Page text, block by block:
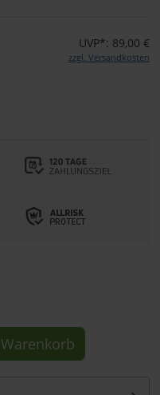
UVP*: 89,00 €
zzgl. Versandkosten
Warenkorb